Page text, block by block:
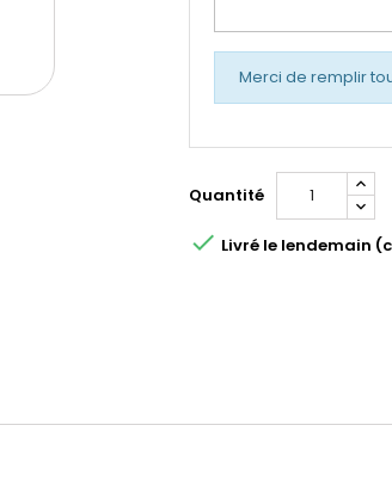
Merci de remplir
Quantité
 Livré le lendemain